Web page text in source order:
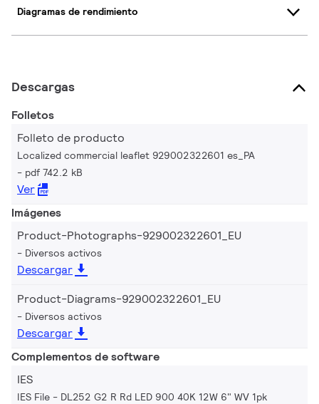
Diagramas de rendimiento
Descargas
Folletos
Folleto de producto
Localized commercial leaflet 929002322601 es_PA
pdf 742.2 kB
Ver
Imágenes
Product-Photographs-929002322601_EU
Diversos activos
Descargar
Product-Diagrams-929002322601_EU
Diversos activos
Descargar
Complementos de software
IES
IES File - DL252 G2 R Rd LED 900 40K 12W 6" WV 1pk